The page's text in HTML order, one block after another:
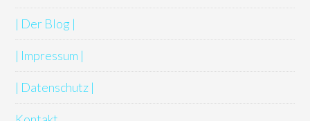
| Der Blog |
| Impressum |
| Datenschutz |